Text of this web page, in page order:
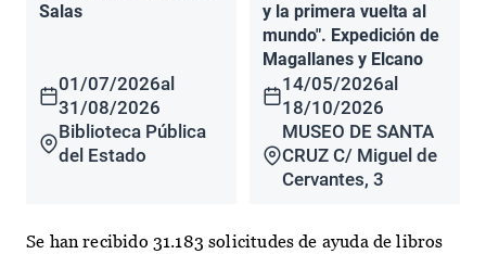
Salas
01/07/2026al
31/08/2026
Biblioteca Pública
del Estado
y la primera vuelta al
mundo". Expedición de
Magallanes y Elcano
14/05/2026al
18/10/2026
MUSEO DE SANTA
CRUZ C/ Miguel de
Cervantes, 3
Se han recibido 31.183 solicitudes de ayuda de libros